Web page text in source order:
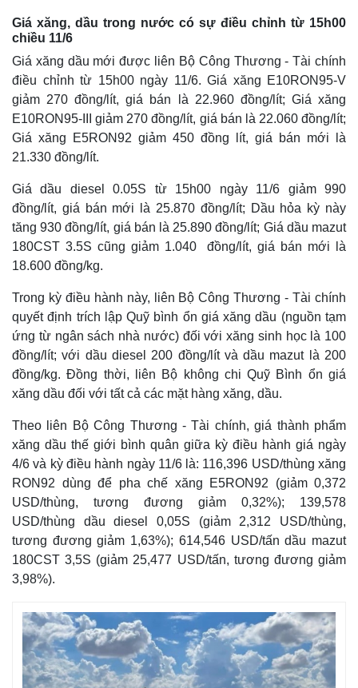
Thế giới
Quan sát
Cuộc sống đó đây
Multimedia
Video
Ảnh
Infographic
Giá xăng, dầu trong nước có sự điều chỉnh từ 15h00
chiều 11/6
Giá xăng dầu mới được liên Bộ Công Thương - Tài chính
điều chỉnh từ 15h00 ngày 11/6. Giá xăng E10RON95-V
giảm 270 đồng/lít, giá bán là 22.960 đồng/lít; Giá xăng
E10RON95-III giảm 270 đồng/lít, giá bán là 22.060 đồng/lít;
Giá xăng E5RON92 giảm 450 đồng lít, giá bán mới là
21.330 đồng/lít.
Giá dầu diesel 0.05S từ 15h00 ngày 11/6 giảm 990
đồng/lít, giá bán mới là 25.870 đồng/lít; Dầu hỏa kỳ này
tăng 930 đồng/lít, giá bán là 25.890 đồng/lít; Giá dầu mazut
180CST 3.5S cũng giảm 1.040 đồng/lít, giá bán mới là
18.600 đồng/kg.
Trong kỳ điều hành này, liên Bộ Công Thương - Tài chính
quyết định trích lập Quỹ bình ổn giá xăng dầu (nguồn tạm
ứng từ ngân sách nhà nước) đối với xăng sinh học là 100
đồng/lít; với dầu diesel 200 đồng/lít và dầu mazut là 200
đồng/kg. Đồng thời, liên Bộ không chi Quỹ Bình ổn giá
xăng dầu đối với tất cả các mặt hàng xăng, dầu.
Theo liên Bộ Công Thương - Tài chính, giá thành phẩm
xăng dầu thế giới bình quân giữa kỳ điều hành giá ngày
4/6 và kỳ điều hành ngày 11/6 là: 116,396 USD/thùng xăng
RON92 dùng để pha chế xăng E5RON92 (giảm 0,372
USD/thùng, tương đương giảm 0,32%); 139,578
USD/thùng dầu diesel 0,05S (giảm 2,312 USD/thùng,
tương đương giảm 1,63%); 614,546 USD/tấn dầu mazut
180CST 3,5S (giảm 25,477 USD/tấn, tương đương giảm
3,98%).